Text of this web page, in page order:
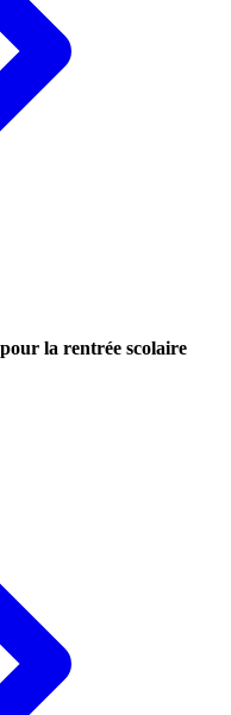
la rentrée scolaire